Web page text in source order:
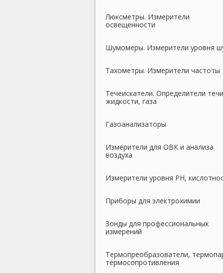
Люксметры. Измерители
освещенности
Шумомеры. Измерители уровня
Тахометры. Измерители частоты
Течеискатели. Определители течи
жидкости, газа
Газоанализаторы
Измерители для ОВК и анализа
воздуха
Измерители уровня PH,
Приборы для электрохимии
Зонды для профессиональных
измерений
Термопреобразователи,
термосопротивления